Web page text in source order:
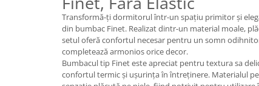
Transformă-ți dormitorul într-un spațiu primitor și
din bumbac Finet. Realizat dintr-un material moale,
setul oferă confortul necesar pentru un somn
completează armonios orice decor.
Bumbacul tip Finet este apreciat pentru textura sa
confortul termic și ușurința în întreținere. Materialul